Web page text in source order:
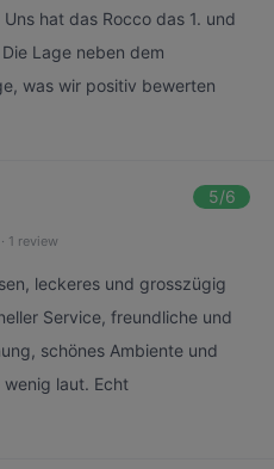
hat das Rocco das 1. und
Lage neben dem
was wir positiv bewerten
5/6
· 1 review
leckeres und grosszügig
Service, freundliche und
schönes Ambiente und
laut. Echt